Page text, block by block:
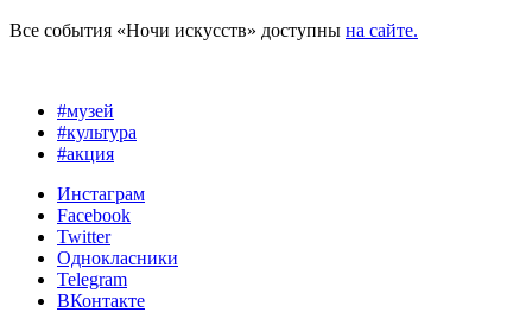
Все события «Ночи искусств» доступны на сайте.
#музей
#культура
#акция
Инстаграм
Facebook
Twitter
Однокласники
Telegram
ВКонтакте